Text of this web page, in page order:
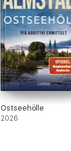
Ostseehölle
2026